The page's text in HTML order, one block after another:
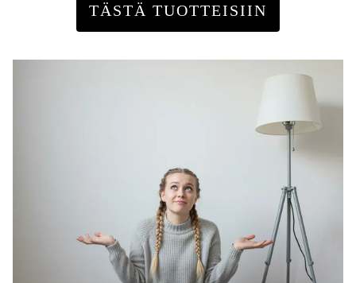
TÄSTÄ TUOTTEISIIN